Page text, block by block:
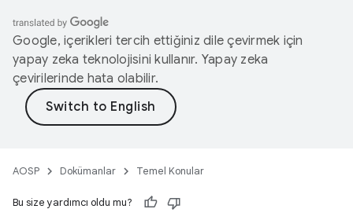
Google, içerikleri tercih ettiğiniz dile çevirmek için
yapay zeka teknolojisini kullanır. Yapay zeka
çevirilerinde hata olabilir.
AOSP Dokümanlar Temel Konular
Bu size yardımcı oldu mu?